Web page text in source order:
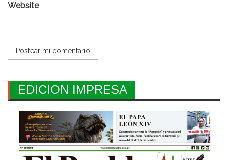
Website
EDICION IMPRESA